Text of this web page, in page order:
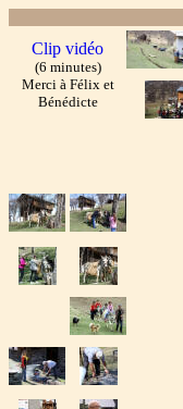
Clip vidéo
(6 minutes)
Merci à Félix et
Bénédicte